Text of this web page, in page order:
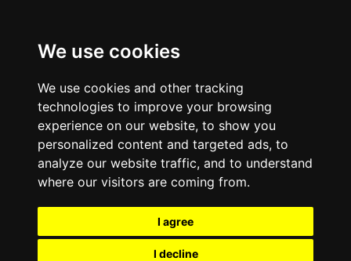
We use cookies
We use cookies and other tracking
technologies to improve your browsing
experience on our website, to show you
personalized content and targeted ads, to
analyze our website traffic, and to understand
where our visitors are coming from.
I agree
I decline